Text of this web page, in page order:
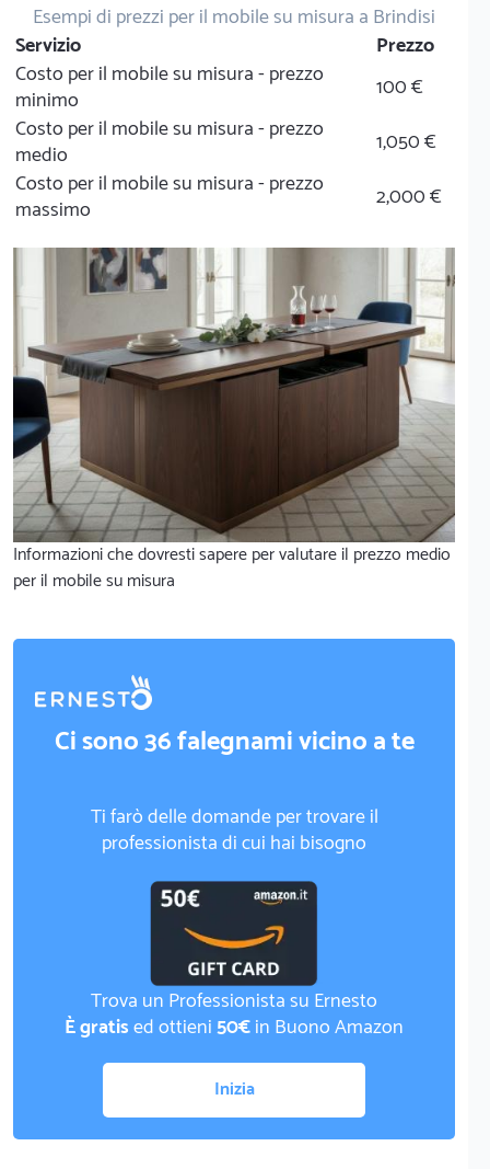
Esempi di prezzi per il mobile su misura a Brindisi
Servizio
Prezzo
Costo per il mobile su misura - prezzo
minimo
100 €
Costo per il mobile su misura - prezzo
medio
1,050 €
Costo per il mobile su misura - prezzo
massimo
2,000 €
Informazioni che dovresti sapere per valutare il prezzo medio
per il mobile su misura
Ci sono 36 falegnami vicino a te
Ti farò delle domande per trovare il
professionista di cui hai bisogno
Trova un Professionista su Ernesto
È gratised ottieni50€in Buono Amazon
Inizia